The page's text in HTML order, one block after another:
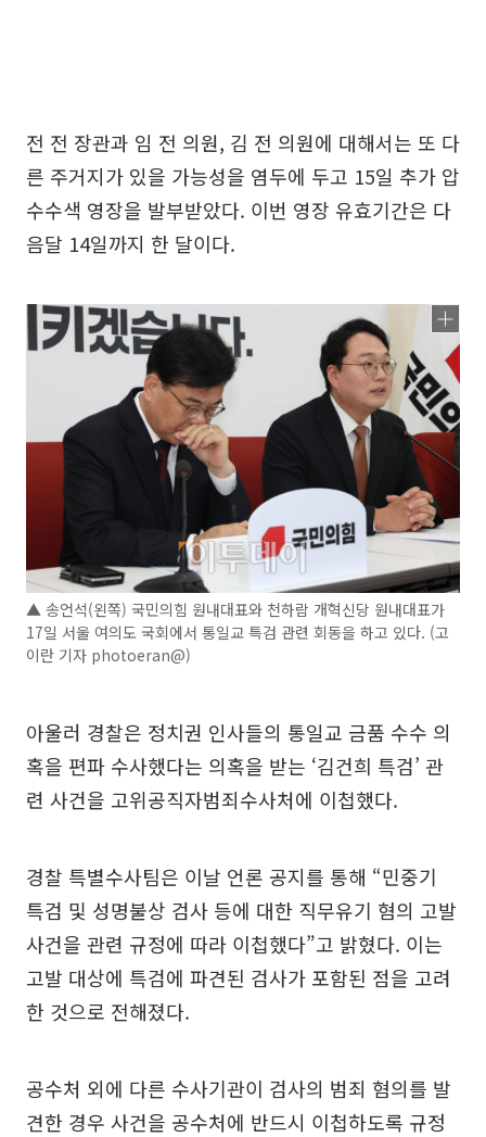
전 전 장관과 임 전 의원, 김 전 의원에 대해서는 또 다
른 주거지가 있을 가능성을 염두에 두고 15일 추가 압
수수색 영장을 발부받았다. 이번 영장 유효기간은 다
음달 14일까지 한 달이다.
▲ 송언석(왼쪽) 국민의힘 원내대표와 천하람 개혁신당 원내대표가
17일 서울 여의도 국회에서 통일교 특검 관련 회동을 하고 있다. (고
이란 기자 photoeran@)
아울러 경찰은 정치권 인사들의 통일교 금품 수수 의
혹을 편파 수사했다는 의혹을 받는 ‘김건희 특검’ 관
련 사건을 고위공직자범죄수사처에 이첩했다.
경찰 특별수사팀은 이날 언론 공지를 통해 “민중기
특검 및 성명불상 검사 등에 대한 직무유기 혐의 고발
사건을 관련 규정에 따라 이첩했다”고 밝혔다. 이는
고발 대상에 특검에 파견된 검사가 포함된 점을 고려
한 것으로 전해졌다.
공수처 외에 다른 수사기관이 검사의 범죄 혐의를 발
견한 경우 사건을 공수처에 반드시 이첩하도록 규정